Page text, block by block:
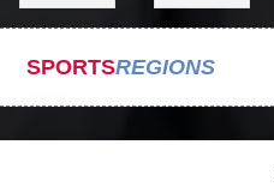
SPORTSREGIONS